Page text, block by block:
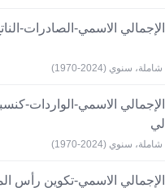
الإجمالي الاسمي-الصادرات-
سنوي (2024-1970)
الإجمالي الاسمي-الواردات-
سنوي (2024-1970)
الإجمالي الاسمي-تكوين رأس